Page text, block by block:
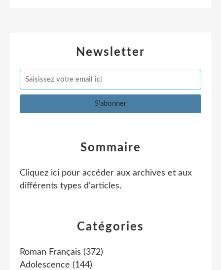
Newsletter
Catégories
Roman Français (372)
Adolescence (144)
Sommaire
Cliquez ici pour accéder aux archives et aux
différents types d'articles.